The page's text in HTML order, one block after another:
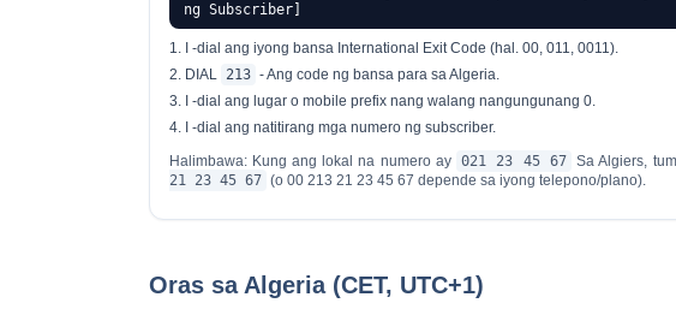
ng Subscriber]
I -dial ang iyong bansa International Exit Code (hal. 00, 011, 0011).
DIAL 213 - Ang code ng bansa para sa Algeria.
I -dial ang lugar o mobile prefixnang walang nangungunang 0.
I -dial ang natitirang mga numero ng subscriber.
Halimbawa: Kung ang lokal na numero ay 021 23 45 67 Sa Algiers,
21 23 45 67 (o 00 213 21 23 45 67 depende sa iyong telepono/plano).
Oras sa Algeria (CET, UTC+1)